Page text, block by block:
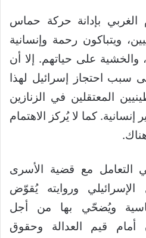
بإدانة حركة حماس
ويتباكون رحمة وإنسانية
على حياتهم. إلا أن
سبب احتجاز إسرائيل لهذا
المعتقلين في الزنازين
كما لا يُركز الاهتمام
التعامل مع قضية الأسرى
الإسرائيلي وروايته يُقوّض
ويُضحّي بها من أجل
قيم العدالة وحقوق